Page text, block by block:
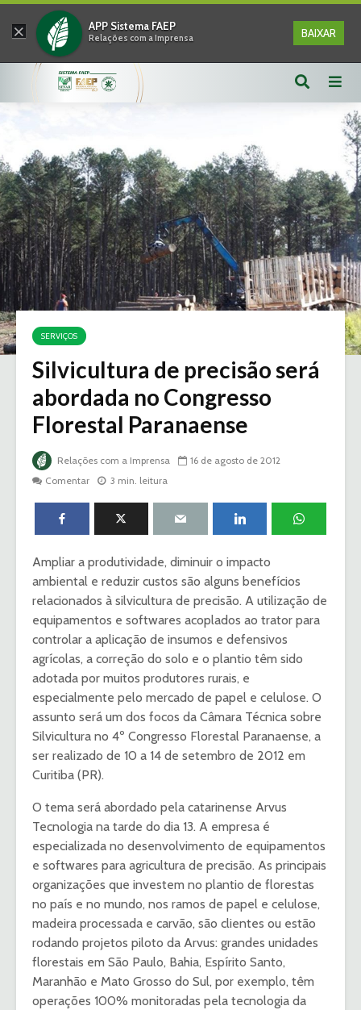
× APP Sistema FAEP
Relações com a Imprensa BAIXAR
SERVIÇOS
Silvicultura de precisão será
abordada no Congresso
Florestal Paranaense
Relações com a Imprensa
16 de agosto de 2012
Comentar
3 min. leitura
Ampliar a produtividade, diminuir o impacto
ambiental e reduzir custos são alguns benefícios
relacionados à silvicultura de precisão. A utilização de
equipamentos e softwares acoplados ao trator para
controlar a aplicação de insumos e defensivos
agrícolas, a correção do solo e o plantio têm sido
adotada por muitos produtores rurais, e
especialmente pelo mercado de papel e celulose. O
assunto será um dos focos da Câmara Técnica sobre
Silvicultura no 4º Congresso Florestal Paranaense, a
ser realizado de 10 a 14 de setembro de 2012 em
Curitiba (PR).
O tema será abordado pela catarinense Arvus
Tecnologia na tarde do dia 13. A empresa é
especializada no desenvolvimento de equipamentos
e softwares para agricultura de precisão. As principais
organizações que investem no plantio de florestas
no país e no mundo, nos ramos de papel e celulose,
madeira processada e carvão, são clientes ou estão
rodando projetos piloto da Arvus: grandes unidades
florestais em São Paulo, Bahia, Espírito Santo,
Maranhão e Mato Grosso do Sul, por exemplo, têm
operações 100% monitoradas pela tecnologia da